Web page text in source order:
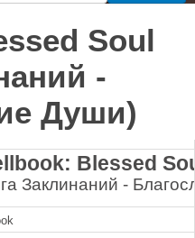
Soul
-
Души)
Blessed
Заклинаний -